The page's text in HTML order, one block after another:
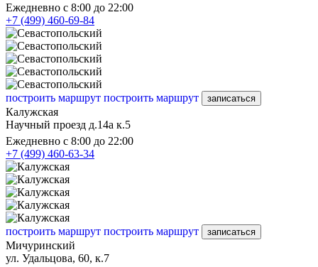
Ежедневно с 8:00 до 22:00
+7 (499) 460-69-84
построить маршрут построить маршрут записаться
Калужская
Научный проезд д.14а к.5
Ежедневно с 8:00 до 22:00
+7 (499) 460-63-34
построить маршрут построить маршрут записаться
Мичуринский
ул. Удальцова, 60, к.7